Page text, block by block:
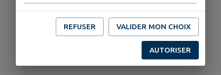
REFUSER VALIDER MON CHOIX
AUTORISER